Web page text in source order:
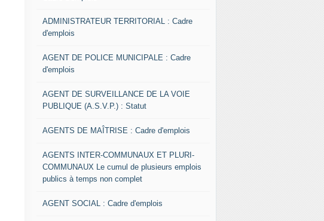
ADMINISTRATEUR TERRITORIAL : Cadre
d'emplois
AGENT DE POLICE MUNICIPALE : Cadre
d'emplois
AGENT DE SURVEILLANCE DE LA VOIE
PUBLIQUE (A.S.V.P.) : Statut
AGENTS DE MAÎTRISE : Cadre d'emplois
AGENTS INTER-COMMUNAUX ET PLURI-
COMMUNAUX Le cumul de plusieurs emplois
publics à temps non complet
AGENT SOCIAL : Cadre d'emplois